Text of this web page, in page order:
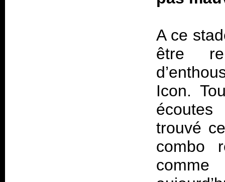
A ce
être
Icon.
trouvé
combo